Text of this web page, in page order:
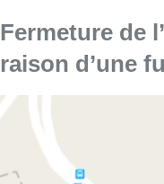
Fermeture de
raison d’une